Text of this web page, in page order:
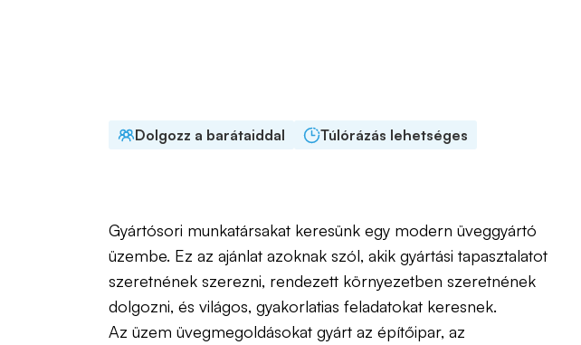
Dolgozz a barátaiddal Túlórázás lehetséges
Gyártósori munkatársakat keresünk egy modern üveggyártó
üzembe. Ez az ajánlat azoknak szól, akik gyártási tapasztalatot
szeretnének szerezni, rendezett környezetben szeretnének
dolgozni, és világos, gyakorlatias feladatokat keresnek.
Az üzem üvegmegoldásokat gyárt az építőipar, az